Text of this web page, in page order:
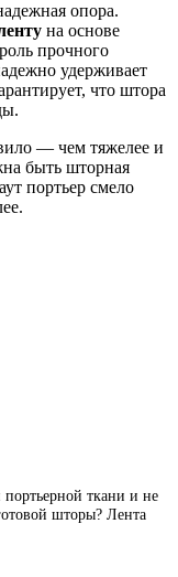
опора.
на основе
прочного
удерживает
что штора
— чем тяжелее и
быть шторная
портьер смело
ткани и не
шторы? Лента